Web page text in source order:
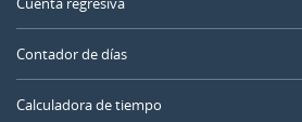
Contador de días
Calculadora de tiempo